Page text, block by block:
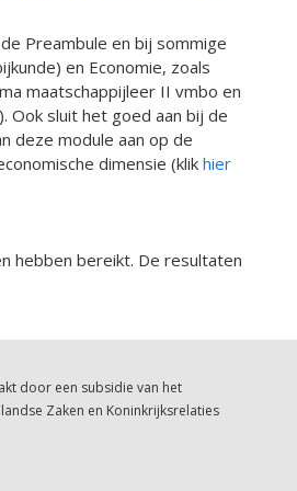
Preambule en bij sommige
en Economie, zoals
maatschappijleer II vmbo en
Ook sluit het goed aan bij de
deze module aan op de
dimensie (klik hier
hebben bereikt. De resultaten
door een subsidie van het
Zaken en Koninkrijksrelaties